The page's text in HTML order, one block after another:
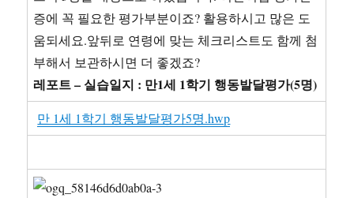
증에 꼭 필요한 평가부분이죠? 활용하시고 많은 도
움되세요.앞뒤로 연령에 맞는 체크리스트도 함께 첨
부해서 보관하시면 더 좋겠죠?
레포트 – 실습일지 : 만1세 1학기 행동발달평가(5명)
만 1세 1학기 행동발달평가5명.hwp